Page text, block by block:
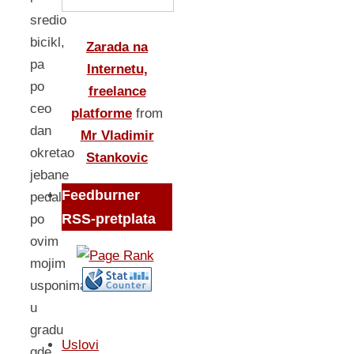
sredio
bicikl,
pa
po
ceo
dan
okretao
jebane
pedale
po
ovim
mojim
usponima
u
gradu
Zarada na
Internetu,
freelance
platforme from
Mr Vladimir
Stankovic
Feedburner
RSS-pretplata
Uslovi